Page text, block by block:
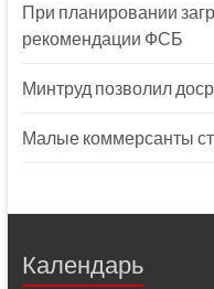
При планировании
рекомендации ФСБ
Минтруд позволил
Малые коммерсанты
Календарь